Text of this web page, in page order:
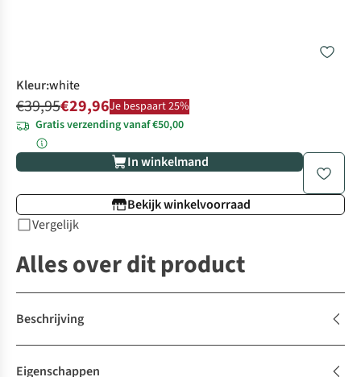
Kleur:white
€39,95€29,96Je bespaart 25%
Gratis verzending vanaf €50,00
In winkelmand
Bekijk winkelvoorraad
Vergelijk
Alles over dit product
Beschrijving
Eigenschappen